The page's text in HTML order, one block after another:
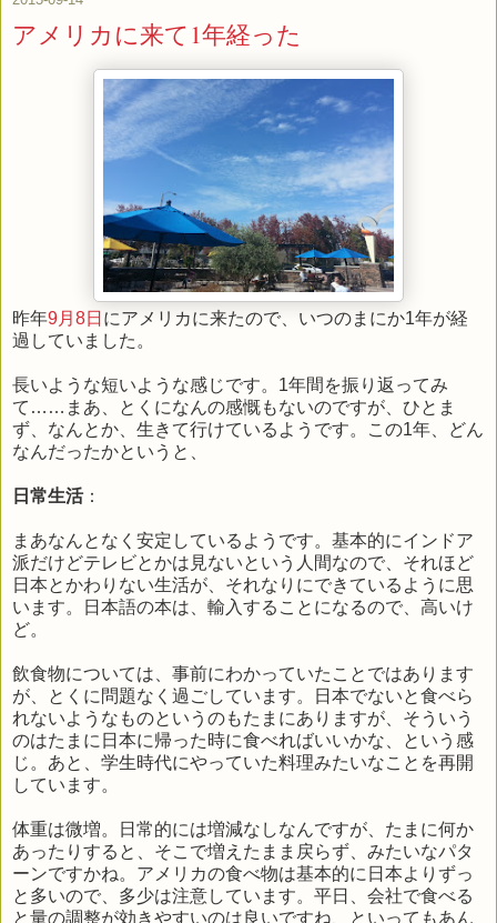
アメリカに来て1年経った
昨年9月8日 にアメリカに来たので、いつのまにか1年が経
過していました。
長いような短いような感じです。1年間を振り返ってみ
て……まあ、とくになんの感慨もないのですが、ひとま
ず、なんとか、生きて行けているようです。この1年、どん
なんだったかというと、
日常生活：
まあなんとなく安定しているようです。基本的にインドア
派だけどテレビとかは見ないという人間なので、それほど
日本とかわりない生活が、それなりにできているように思
います。日本語の本は、輸入することになるので、高いけ
ど。
飲食物については、事前にわかっていたことではあります
が、とくに問題なく過ごしています。日本でないと食べら
れないようなものというのもたまにありますが、そういう
のはたまに日本に帰った時に食べればいいかな、という感
じ。あと、学生時代にやっていた料理みたいなことを再開
しています。
体重は微増。日常的には増減なしなんですが、たまに何か
あったりすると、そこで増えたまま戻らず、みたいなパタ
ーンですかね。アメリカの食べ物は基本的に日本よりずっ
と多いので、多少は注意しています。平日、会社で食べる
と量の調整が効きやすいのは良いですね、といってもあん